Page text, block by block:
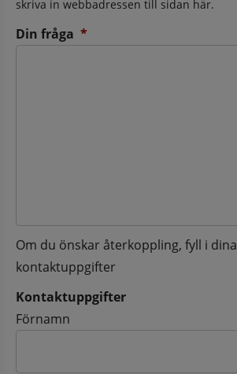
skriva in webbadressen till sidan här.
Din fråga *
Om du önskar återkoppling, fyll i dina
kontaktuppgifter
Kontaktuppgifter
Kontaktuppgifter
Förnamn